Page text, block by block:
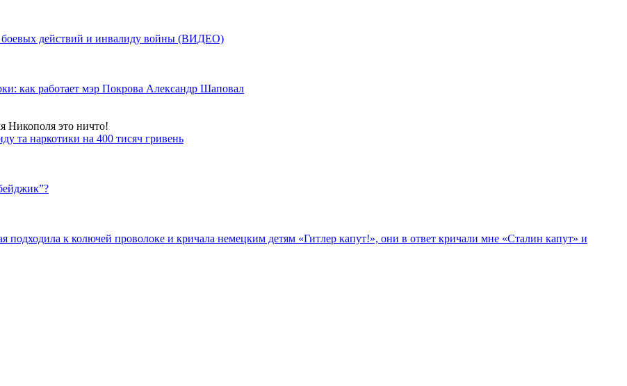
боевых действий и инвалиду войны (ВИДЕО)
как работает мэр Покрова Александр Шаповал
Никополя это ничто!
та наркотики на 400 тисяч гривень
к колючей проволоке и кричала немецким детям «Гитлер капут!», они в ответ кричали мне «Сталин капут» и